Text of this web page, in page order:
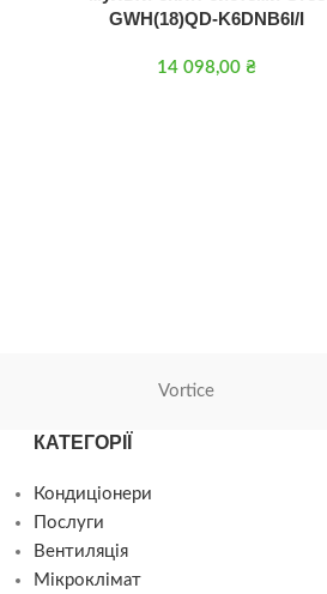
GWH(18)QD-K6DNB6I/I
14 098,00₴
Vortice
КАТЕГОРІЇ
Кондиціонери
Послуги
Вентиляція
Мікроклімат